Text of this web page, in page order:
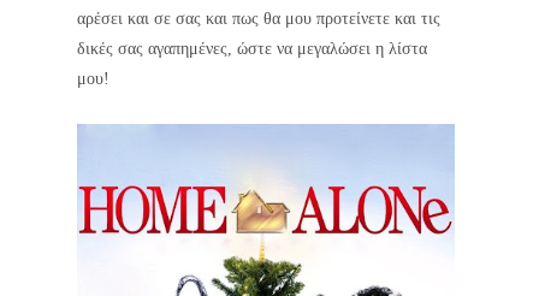
αρέσει και σε σας και πως θα μου προτείνετε και τις
δικές σας αγαπημένες, ώστε να μεγαλώσει η λίστα
μου!